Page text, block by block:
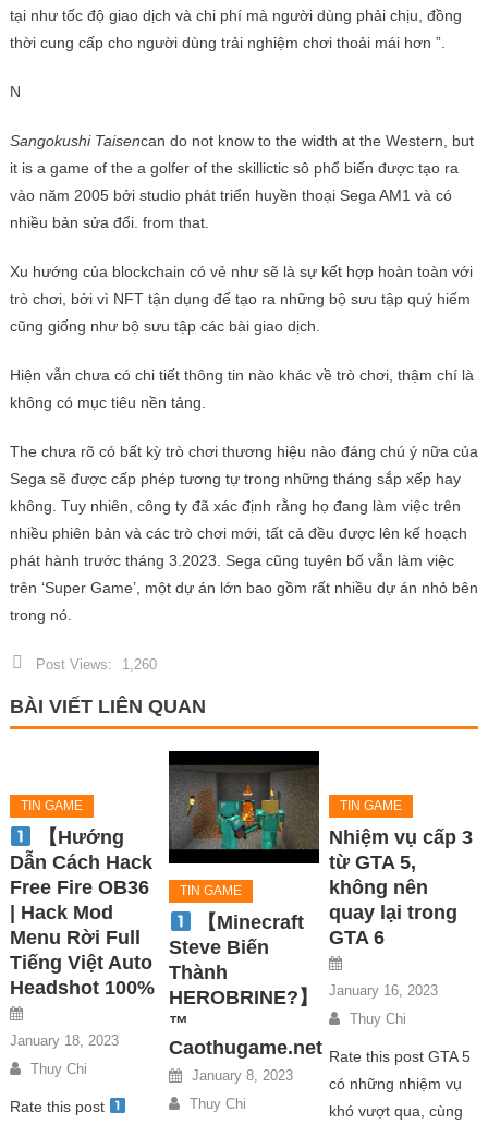
tại như tốc độ giao dịch và chi phí mà người dùng phải chịu, đồng
thời cung cấp cho người dùng trải nghiệm chơi thoải mái hơn ”.
N
Sangokushi Taisencan do not know to the width at the Western, but
it is a game of the a golfer of the skillictic sô phổ biến được tạo ra
vào năm 2005 bởi studio phát triển huyền thoại Sega AM1 và có
nhiều bản sửa đổi. from that.
Xu hướng của blockchain có vẻ như sẽ là sự kết hợp hoàn toàn với
trò chơi, bởi vì NFT tận dụng để tạo ra những bộ sưu tập quý hiếm
cũng giống như bộ sưu tập các bài giao dịch.
Hiện vẫn chưa có chi tiết thông tin nào khác về trò chơi, thậm chí là
không có mục tiêu nền tảng.
The chưa rõ có bất kỳ trò chơi thương hiệu nào đáng chú ý nữa của
Sega sẽ được cấp phép tương tự trong những tháng sắp xếp hay
không. Tuy nhiên, công ty đã xác định rằng họ đang làm việc trên
nhiều phiên bản và các trò chơi mới, tất cả đều được lên kế hoạch
phát hành trước tháng 3.2023. Sega cũng tuyên bố vẫn làm việc
trên ‘Super Game’, một dự án lớn bao gồm rất nhiều dự án nhỏ bên
trong nó.
Post Views: 1,260
BÀI VIẾT LIÊN QUAN
TIN GAME
【Hướng
Dẫn Cách Hack
Free Fire OB36
| Hack Mod
Menu Rời Full
Tiếng Việt Auto
Headshot 100%
January 18, 2023
Thuy Chi
Rate this post
TIN GAME
【Minecraft
Steve Biến
Thành
HEROBRINE?】
™
Caothugame.net
January 8, 2023
Thuy Chi
TIN GAME
Nhiệm vụ cấp 3
từ GTA 5,
không nên
quay lại trong
GTA 6
January 16, 2023
Thuy Chi
Rate this post GTA 5
có những nhiệm vụ
khó vượt qua, cùng